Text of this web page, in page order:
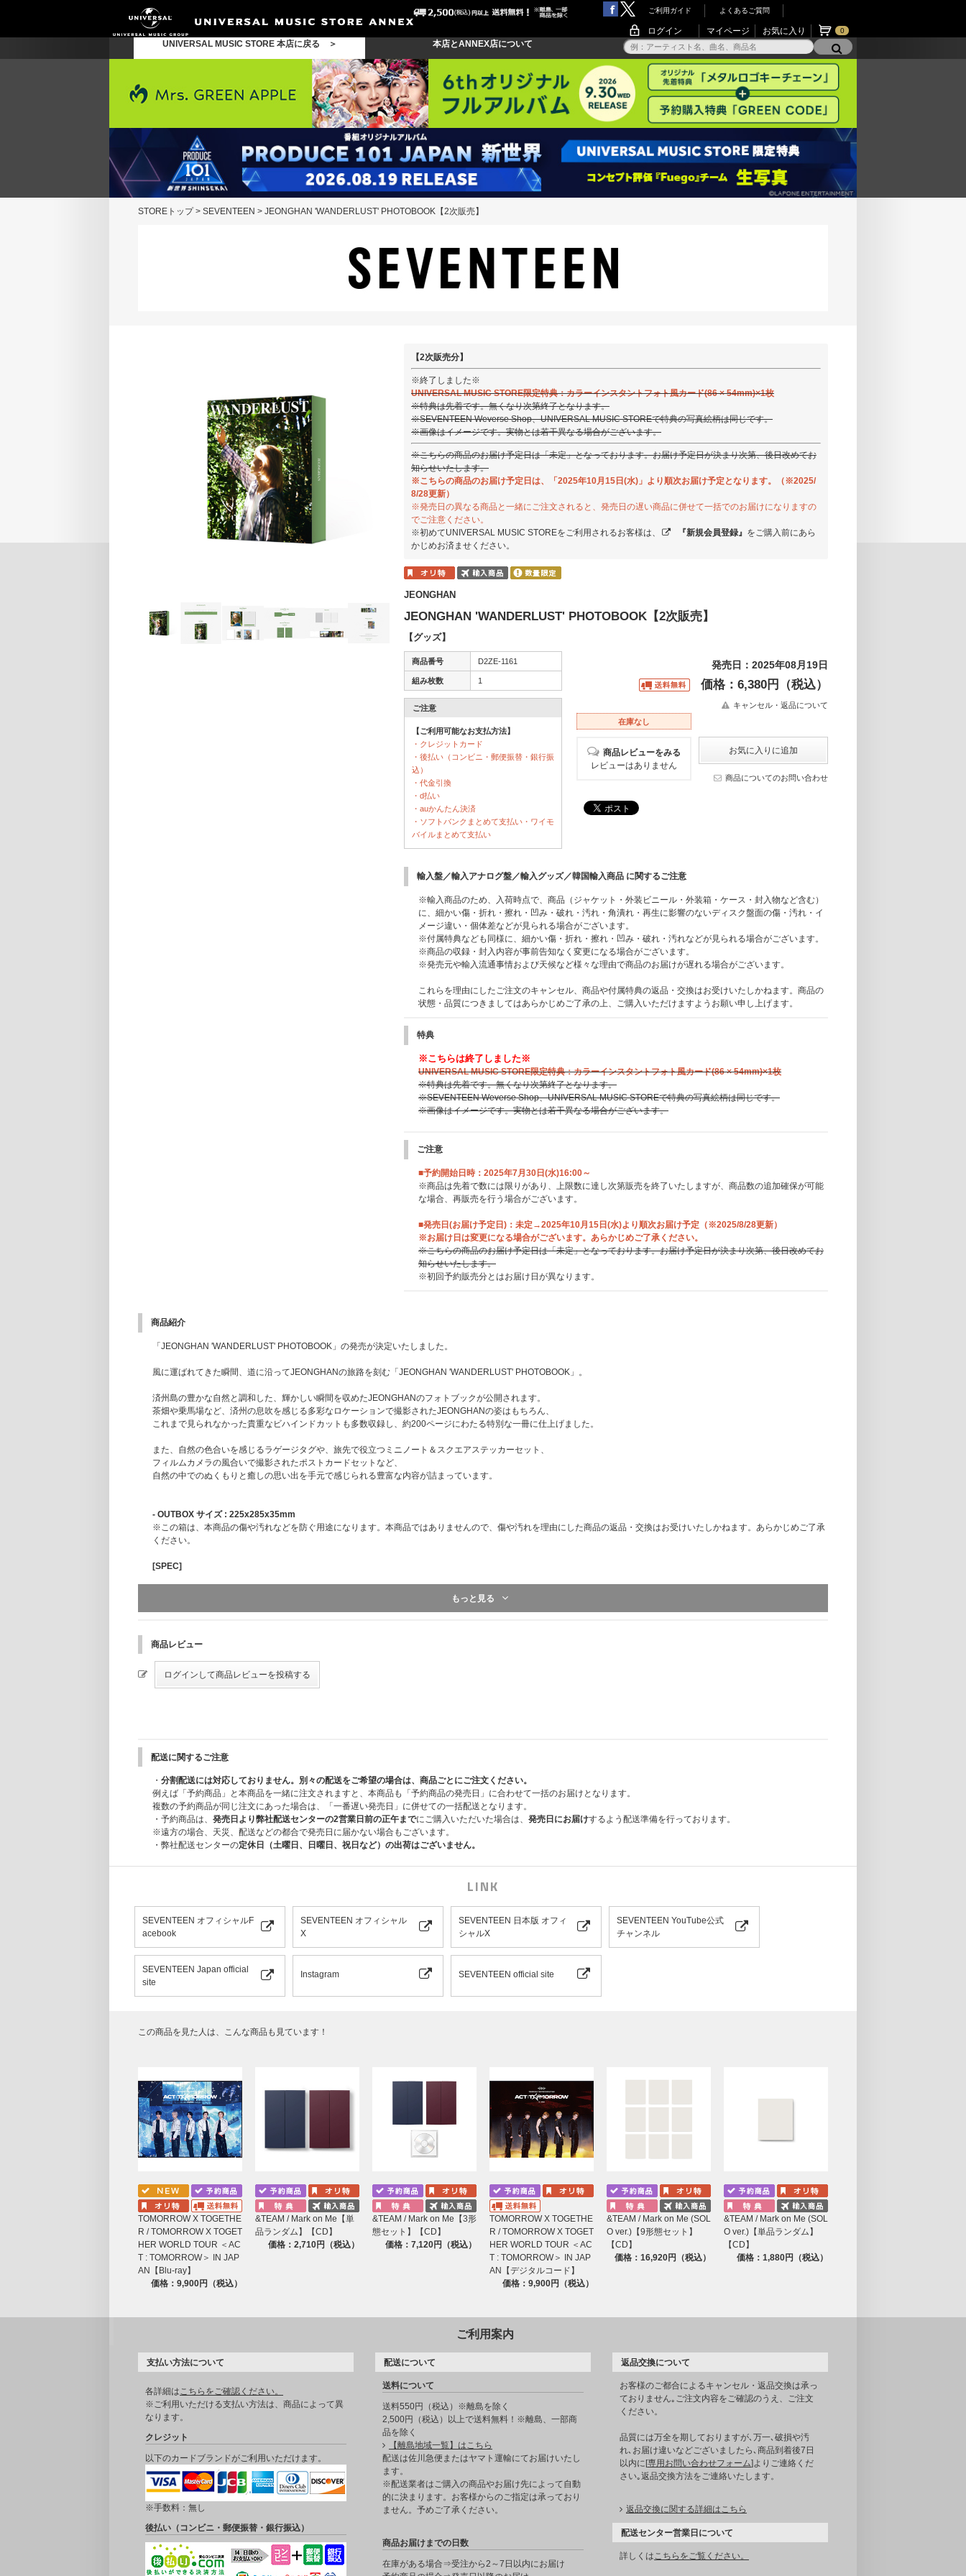
ご利用ガイド よくあるご質問
ログイン マイページ お気に入り 0
UNIVERSAL MUSIC STORE 本店に戻る ＞ 本店とANNEX店について
STOREトップ> SEVENTEEN > JEONGHAN 'WANDERLUST' PHOTOBOOK【2次販売】
【2次販売分】
※終了しました※
UNIVERSAL MUSIC STORE限定特典：カラーインスタントフォト風カード(86 × 54mm)×1枚
※特典は先着です。無くなり次第終了となります。
※SEVENTEEN Weverse Shop、UNIVERSAL MUSIC STOREで特典の写真絵柄は同じです。
※画像はイメージです。実物とは若干異なる場合がございます。
※こちらの商品のお届け予定日は「未定」となっております。お届け予定日が決まり次第、後日改めてお
知らせいたします。
※こちらの商品のお届け予定日は、「2025年10月15日(水)」より順次お届け予定となります。（※2025/
8/28更新）
※発売日の異なる商品と一緒にご注文されると、発売日の遅い商品に併せて一括でのお届けになりますの
でご注意ください。
※初めてUNIVERSAL MUSIC STOREをご利用されるお客様は、
『新規会員登録』 をご購入前にあら
かじめお済ませください。
JEONGHAN
JEONGHAN 'WANDERLUST' PHOTOBOOK【2次販売】
【グッズ】
商品番号 D2ZE-1161
組み枚数 1
ご注意
【ご利用可能なお支払方法】
・クレジットカード
・後払い（コンビニ・郵便振替・銀行振
込）
・代金引換
・d払い
・auかんたん決済
・ソフトバンクまとめて支払い・ワイモ
バイルまとめて支払い
発売日：2025年08月19日
価格：6,380円（税込）
在庫なし
キャンセル・返品について
商品レビューをみる
レビューはありません
商品についてのお問い合わせ
輸入盤／輸入アナログ盤／輸入グッズ／韓国輸入商品 に関するご注意
※輸入商品のため、入荷時点で、商品（ジャケット・外装ビニール・外装箱・ケース・封入物など含む）
に、細かい傷・折れ・擦れ・凹み・破れ・汚れ・角潰れ・再生に影響のないディスク盤面の傷・汚れ・イ
メージ違い・個体差などが見られる場合がございます。
※付属特典なども同様に、細かい傷・折れ・擦れ・凹み・破れ・汚れなどが見られる場合がございます。
※商品の収録・封入内容が事前告知なく変更になる場合がございます。
※発売元や輸入流通事情および天候など様々な理由で商品のお届けが遅れる場合がございます。
これらを理由にしたご注文のキャンセル、商品や付属特典の返品・交換はお受けいたしかねます。商品の
状態・品質につきましてはあらかじめご了承の上、ご購入いただけますようお願い申し上げます。
特典
※こちらは終了しました※
UNIVERSAL MUSIC STORE限定特典：カラーインスタントフォト風カード(86 × 54mm)×1枚
※特典は先着です。無くなり次第終了となります。
※SEVENTEEN Weverse Shop、UNIVERSAL MUSIC STOREで特典の写真絵柄は同じです。
※画像はイメージです。実物とは若干異なる場合がございます。
ご注意
■予約開始日時：2025年7月30日(水)16:00～
※商品は先着で数には限りがあり、上限数に達し次第販売を終了いたしますが、商品数の追加確保が可能
な場合、再販売を行う場合がございます。
■発売日(お届け予定日)：未定→2025年10月15日(水)より順次お届け予定（※2025/8/28更新）
※お届け日は変更になる場合がございます。あらかじめご了承ください。
※こちらの商品のお届け予定日は「未定」となっております。お届け予定日が決まり次第、後日改めてお
知らせいたします。
※初回予約販売分とはお届け日が異なります。
商品紹介
「JEONGHAN 'WANDERLUST' PHOTOBOOK」の発売が決定いたしました。
風に運ばれてきた瞬間、道に沿ってJEONGHANの旅路を刻む「JEONGHAN 'WANDERLUST' PHOTOBOOK」。
済州島の豊かな自然と調和した、輝かしい瞬間を収めたJEONGHANのフォトブックが公開されます。
茶畑や乗馬場など、済州の息吹を感じる多彩なロケーションで撮影されたJEONGHANの姿はもちろん、
これまで見られなかった貴重なビハインドカットも多数収録し、約200ページにわたる特別な一冊に仕上げました。
また、自然の色合いを感じるラゲージタグや、旅先で役立つミニノート＆スクエアステッカーセット、
フィルムカメラの風合いで撮影されたポストカードセットなど、
自然の中でのぬくもりと癒しの思い出を手元で感じられる豊富な内容が詰まっています。
- OUTBOX サイズ : 225x285x35mm
※この箱は、本商品の傷や汚れなどを防ぐ用途になります。本商品ではありませんので、傷や汚れを理由にした商品の返品・交換はお受けいたしかねます。あらかじめご了承
ください。
[SPEC]
サイズ : 220x44mm ㅣ 1個
3. TRAVEL PACKAGE
3-1. ENVELOPE
3-3. POSTCARD SET
3-4. STICKER SET
サイズ : 60x60mm ㅣ 6枚 1セット
3-5. PHOTOCARD SET
サイズ : 54x86mm ㅣ 2枚 1セット
※本商品は森林管理協議会(FSC)の認証を受けた用紙で製作されており、製品の印刷には自然分解されやすい大豆油インキが使用されています。
※素材の特徴上、クラックや変色、色移りなどが発生する可能性があります。
ⓟ&ⓒ 2025 PLEDIS ENTERTAINMENT & HYBE. All Rights Reserved. Made In Korea.
もっと見る
商品レビュー
配送に関するご注意
・ 分割配送には対応しておりません。別々の配送をご希望の場合は、商品ごとにご注文ください。
例えば「予約商品」と本商品を一緒に注文されますと、本商品も「予約商品の発売日」に合わせて一括のお届けとなります。
複数の予約商品が同じ注文にあった場合は、「一番遅い発売日」に併せての一括配送となります。
・予約商品は、 発売日より弊社配送センターの2営業日前の正午までにご購入いただいた場合は、 発売日にお届けするよう配送準備を行っております。
※遠方の場合、天災、配送などの都合で発売日に届かない場合もございます。
・弊社配送センターの定休日（土曜日、日曜日、祝日など）の出荷はございません。
LINK
SEVENTEEN オフィシャルF
acebook
SEVENTEEN オフィシャル
X
SEVENTEEN 日本版 オフィ
シャルX
SEVENTEEN YouTube公式
チャンネル
SEVENTEEN Japan official
site
Instagram SEVENTEEN official site
この商品を見た人は、こんな商品も見ています！
TOMORROW X TOGETHE
R / TOMORROW X TOGET
HER WORLD TOUR ＜AC
T : TOMORROW＞ IN JAP
AN【Blu-ray】
価格：9,900円（税込）
&TEAM / Mark on Me【単
品ランダム】【CD】
価格：2,710円（税込）
&TEAM / Mark on Me【3形
態セット】【CD】
価格：7,120円（税込）
TOMORROW X TOGETHE
R / TOMORROW X TOGET
HER WORLD TOUR ＜AC
T : TOMORROW＞ IN JAP
AN【デジタルコード】
価格：9,900円（税込）
&TEAM / Mark on Me (SOL
O ver.)【9形態セット】
【CD】
価格：16,920円（税込）
&TEAM / Mark on Me (SOL
O ver.)【単品ランダム】
【CD】
価格：1,880円（税込）
ご利用案内
支払い方法について
各詳細はこちらをご確認ください。
※ご利用いただける支払い方法は、商品によって異
なります。
クレジット
以下のカードブランドがご利用いただけます。
※手数料：無し
後払い（コンビニ・郵便振替・銀行振込）
配送について
送料について
送料550円（税込）※離島を除く
2,500円（税込）以上で送料無料！※離島、一部商
品を除く
【離島地域一覧】はこちら
配送は佐川急便またはヤマト運輸にてお届けいたし
ます。
※配送業者はご購入の商品やお届け先によって自動
的に決まります。お客様からのご指定は承っており
ません。予めご了承ください。
商品お届けまでの日数
在庫がある場合⇒受注から2～7日以内にお届け
返品交換について
お客様のご都合によるキャンセル・返品交換は承っ
ておりません｡ご注文内容をご確認のうえ、ご注文
ください。
品質には万全を期しておりますが､万一､破損や汚
れ､お届け違いなどございましたら､商品到着後7日
以内に[専用お問い合わせフォーム]よりご連絡くだ
さい｡返品交換方法をご連絡いたします。
返品交換に関する詳細はこちら
配送センター営業日について
詳しくはこちらをご覧ください。